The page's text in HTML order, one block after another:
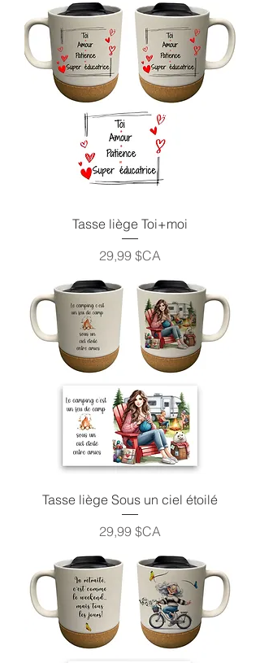
Tasse liège Toi+moi
Prix
29,99 $CA
Tasse liège Sous un ciel étoilé
Prix
29,99 $CA